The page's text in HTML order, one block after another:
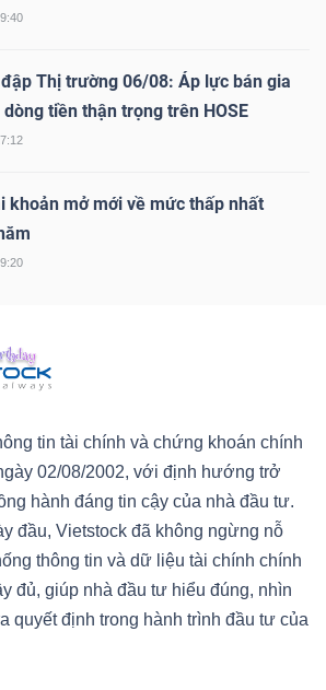
Thị trường 06/08: Áp lực bán gia
dòng tiền thận trọng trên HOSE
khoản mở mới về mức thấp nhất
tin tài chính và chứng khoán chính
02/08/2002, với định hướng trở
hành đáng tin cậy của nhà đầu tư.
đầu, Vietstock đã không ngừng nỗ
thông tin và dữ liệu tài chính chính
đủ, giúp nhà đầu tư hiểu đúng, nhìn
quyết định trong hành trình đầu tư của